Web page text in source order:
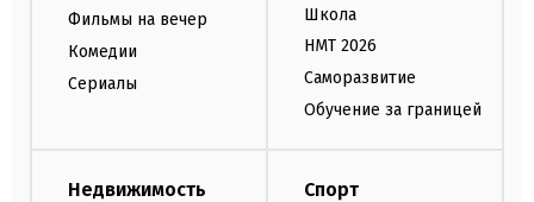
Фильмы на вечер
Комедии
Сериалы
Школа
НМТ 2026
Саморазвитие
Обучение за границей
Недвижимость Спорт